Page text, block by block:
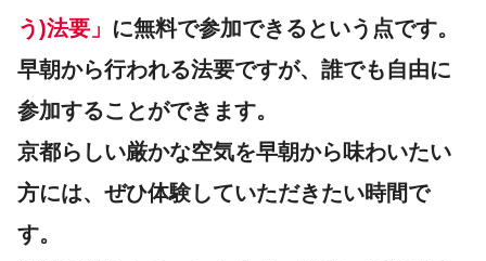
う)法要」 に無料で参加できるという点です。
早朝から行われる法要ですが、誰でも自由に
参加することができます。
京都らしい厳かな空気を早朝から味わいたい
方には、ぜひ体験していただきたい時間で
す。